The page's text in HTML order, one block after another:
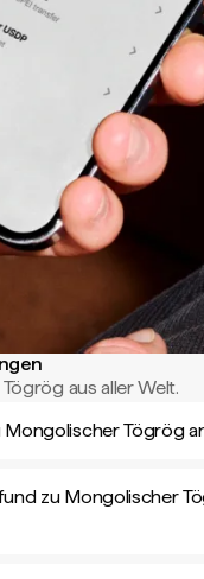
aus aller Welt.
Tögrög
zu Mongolischer